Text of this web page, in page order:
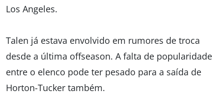
Los Angeles.
Talen já estava envolvido em rumores de troca
desde a última offseason. A falta de popularidade
entre o elenco pode ter pesado para a saída de
Horton-Tucker também.